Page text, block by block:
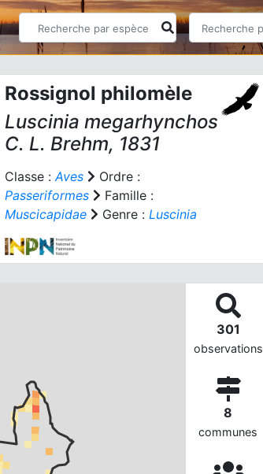
Rossignol philomèle
Luscinia megarhynchos
C. L. Brehm, 1831
Classe :Aves
Ordre :
Passeriformes
Famille :
Muscicapidae
Genre : Luscinia
301
observations
8
communes